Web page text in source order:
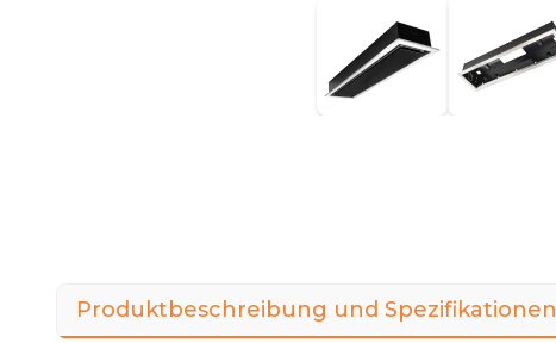
Produktbeschreibung und Spezifikationen